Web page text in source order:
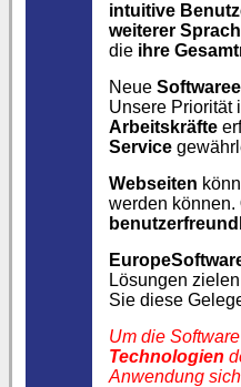
intuitive
weiterer
die ihre
Neue
Unsere Priorität
Arbeitskräfte
Service
Webseiten
werden können.
Lösungen
Sie diese
Um die
Technologien
Anwendung